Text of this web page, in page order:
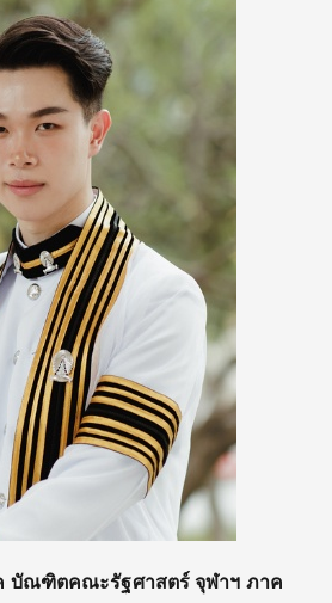
บัณฑิตคณะรัฐศาสตร์จุฬาฯ ภาค